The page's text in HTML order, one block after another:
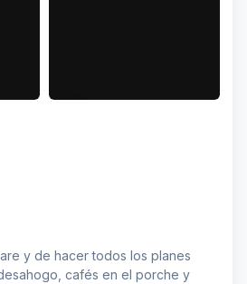
y de hacer todos los planes
cafés en el porche y